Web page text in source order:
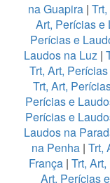
na Guapira|
Art, Perícias e
Perícias e
Laudos na Luz|
Trt, Art,
Trt, Art,
Perícias e
Perícias e
Laudos na
na Penha | Trt,
França | Trt,
Art, Perícias